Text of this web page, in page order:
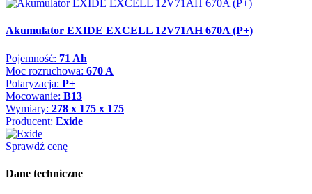
Akumulator EXIDE EXCELL 12V71AH 670A (P+)
Pojemność: 71 Ah
Moc rozruchowa: 670 A
Polaryzacja: P+
Mocowanie: B13
Wymiary: 278 x 175 x 175
Producent: Exide
Sprawdź cenę
Dane techniczne